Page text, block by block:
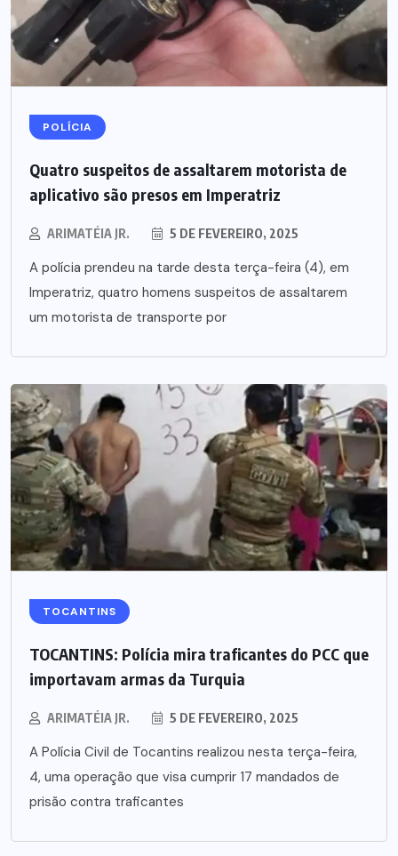
POLÍCIA
Quatro suspeitos de assaltarem motorista de
aplicativo são presos em Imperatriz
ARIMATÉIA JR. 5 DE FEVEREIRO, 2025
A polícia prendeu na tarde desta terça-feira (4), em
Imperatriz, quatro homens suspeitos de assaltarem
um motorista de transporte por
TOCANTINS
TOCANTINS: Polícia mira traficantes do PCC que
importavam armas da Turquia
ARIMATÉIA JR. 5 DE FEVEREIRO, 2025
A Polícia Civil de Tocantins realizou nesta terça-feira,
4, uma operação que visa cumprir 17 mandados de
prisão contra traficantes